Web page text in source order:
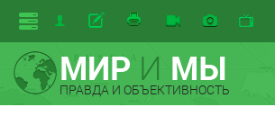
МИРИ МЫ
ПРАВДА И ОБЪЕКТИВНОСТЬ